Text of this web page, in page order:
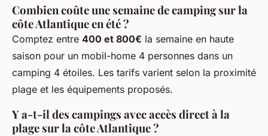
Combien coûte une semaine de camping sur la
côte Atlantique en été ?
Comptez entre 400 et 800€ la semaine en haute
saison pour un mobil-home 4 personnes dans un
camping 4 étoiles. Les tarifs varient selon la proximité
plage et les équipements proposés.
Y a-t-il des campings avec accès direct à la
plage sur la côte Atlantique ?